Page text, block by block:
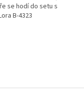
se hodí do setu s
B-4323